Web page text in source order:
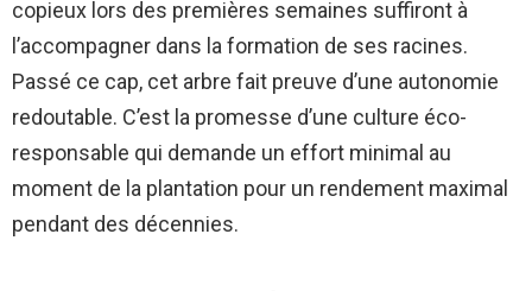
copieux lors des premières semaines suffiront à
l’accompagner dans la formation de ses racines.
Passé ce cap, cet arbre fait preuve d’une autonomie
redoutable. C’est la promesse d’une culture éco-
responsable qui demande un effort minimal au
moment de la plantation pour un rendement maximal
pendant des décennies.